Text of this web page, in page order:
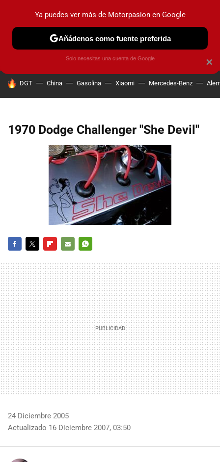
PRUEBAS COCHES ELÉCTRICOS OBSERVATORIO
HOY SE HABLA DE
DGT China Gasolina Xiaomi Mercedes-Benz
1970 Dodge Challenger "She Devil"
MAIL
24 Diciembre 2005
Actualizado 16 Diciembre 2007, 03:50
×
Ya puedes ver más de Motorpasion en Google
Añádenos como fuente preferida
Solo necesitas una cuenta de Google